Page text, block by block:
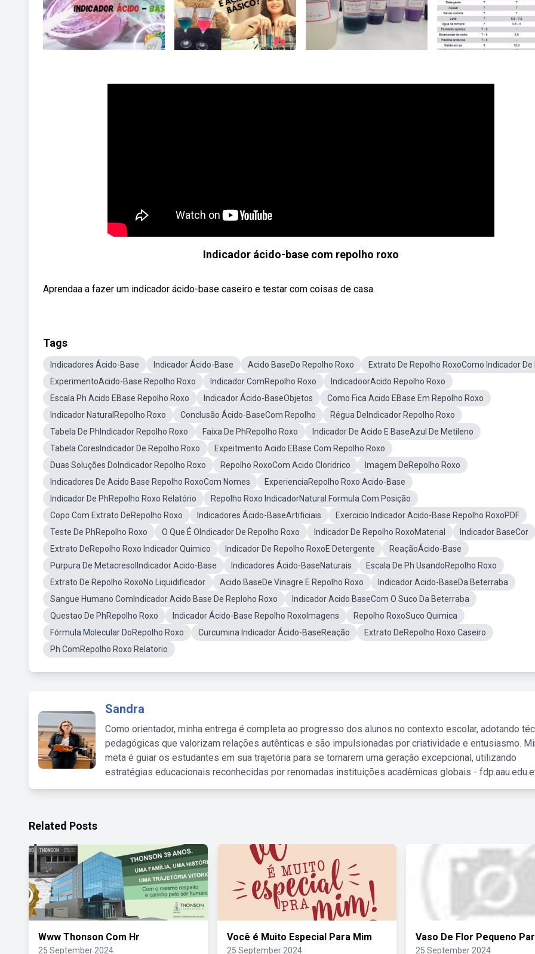
Indicador ácido-base com repolho roxo
Aprendaa a fazer um indicador ácido-base caseiro e testar com coisas de casa.
Tags
Indicadores Ácido-Base Indicador Ácido-Base Acido BaseDo Repolho Roxo
Extrato De Repolho RoxoComo Indicador De
ExperimentoAcido-Base Repolho Roxo
Indicador ComRepolho Roxo
IndicadoorAcido Repolho Roxo
Escala Ph Acido EBase Repolho Roxo
Indicador Ácido-BaseObjetos
Como Fica Acido EBase Em Repolho Roxo
Indicador NaturalRepolho Roxo
Conclusão Ácido-BaseCom Repolho
Régua DeIndicador Repolho Roxo
Tabela De PhIndicador Repolho Roxo
Faixa De PhRepolho Roxo
Indicador De Acido E BaseAzul De Metileno
Tabela CoresIndicador De Repolho Roxo
Expeitmento Acido EBase Com Repolho Roxo
Duas Soluções DoIndicador Repolho Roxo
Repolho RoxoCom Acido Cloridrico
Imagem DeRepolho Roxo
Indicadores De Acido Base Repolho RoxoCom Nomes
ExperienciaRepolho Roxo Acido-Base
Indicador De PhRepolho Roxo Relatório
Repolho Roxo IndicadorNatural Formula Com Posição
Copo Com Extrato DeRepolho Roxo
Indicadores Ácido-BaseArtificiais
Exercicio Indicador Acido-Base Repolho RoxoPDF
Teste De PhRepolho Roxo
O Que É OIndicador De Repolho Roxo Indicador De Repolho RoxoMaterial
Indicador BaseCor
Extrato DeRepolho Roxo Indicador Quimico
Indicador De Repolho RoxoE Detergente
ReaçãoÁcido-Base
Purpura De MetacresolIndicador Acido-Base
Indicadores Ácido-BaseNaturais
Escala De Ph UsandoRepolho Roxo
Extrato De Repolho RoxoNo Liquidificador
Acido BaseDe Vinagre E Repolho Roxo
Indicador Acido-BaseDa Beterraba
Sangue Humano ComIndicador Acido Base De Reploho Roxo
Indicador Acido BaseCom O Suco Da Beterraba
Questao De PhRepolho Roxo
Indicador Ácido-Base Repolho RoxoImagens
Repolho RoxoSuco Quimica
Fórmula Molecular DoRepolho Roxo
Curcumina Indicador Ácido-BaseReação
Extrato DeRepolho Roxo Caseiro
Ph ComRepolho Roxo Relatorio
Sandra
Como orientador, minha entrega é completa ao progresso dos alunos no contexto escolar, adotando
pedagógicas que valorizam relações autênticas e são impulsionadas por criatividade e entusiasmo.
meta é guiar os estudantes em sua trajetória para se tornarem uma geração excepcional, utilizando
estratégias educacionais reconhecidas por renomadas instituições acadêmicas globais -
Related Posts
Www Thonson Com Hr
25 September 2024
Você é Muito Especial Para Mim
25 September 2024
Vaso De Flor Pequeno
25 September 2024